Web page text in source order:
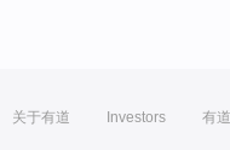
关于有道 Investors 有